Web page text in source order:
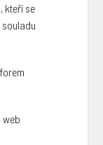
kteří se